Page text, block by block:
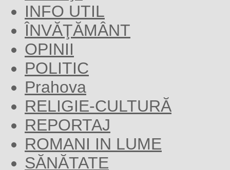
INFO UTIL
ÎNVĂŢĂMÂNT
OPINII
POLITIC
Prahova
RELIGIE-CULTURĂ
REPORTAJ
ROMANI IN LUME
SĂNĂTATE